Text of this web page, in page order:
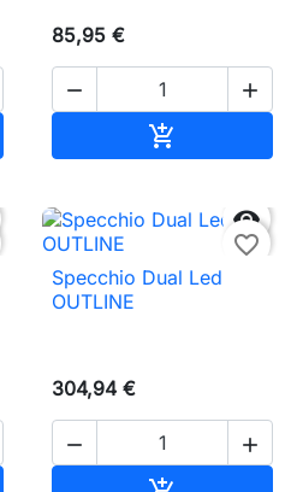
85,95 €
 


favorite_border
Specchio Dual Led
OUTLINE
304,94 €
 